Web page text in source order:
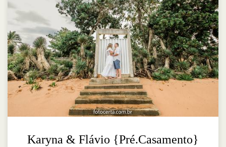
Karyna & Flávio {Pré.Casamento}